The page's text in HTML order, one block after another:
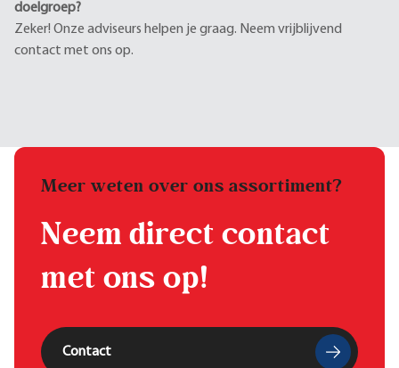
doelgroep?
Zeker! Onze adviseurs helpen je graag. Neem vrijblijvend
contact met ons op.
Meer weten over ons assortiment?
Neem direct contact
met ons op!
Contact